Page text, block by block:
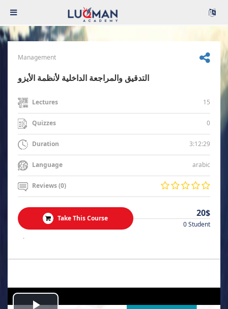
Management
التدقيق والمراجعة الداخلية لأنظمة الأيزو
Lectures 15
Quizzes 0
Duration 3:12:29
Language arabic
Reviews (0)
Take This Course 20$
0 Student
.